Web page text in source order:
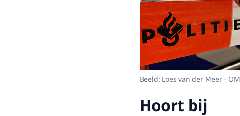
Beeld: Loes van der Meer - OM
Hoort bij